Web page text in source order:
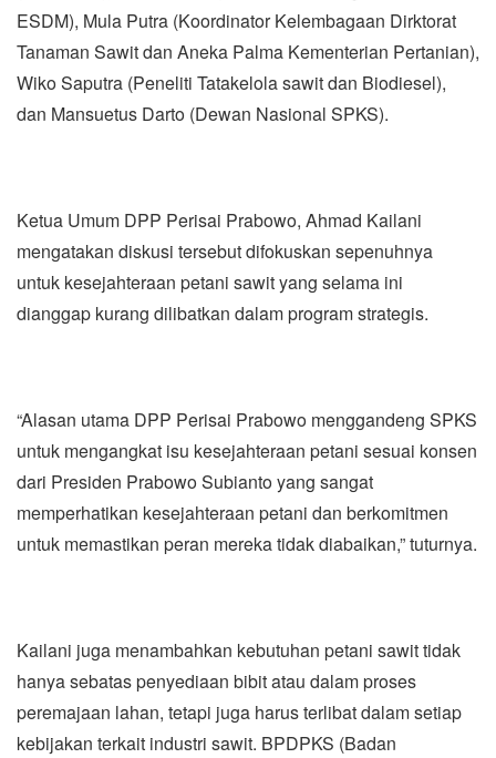
ESDM), Mula Putra (Koordinator Kelembagaan Dirktorat
Tanaman Sawit dan Aneka Palma Kementerian Pertanian),
Wiko Saputra (Peneliti Tatakelola sawit dan Biodiesel),
dan Mansuetus Darto (Dewan Nasional SPKS).
Ketua Umum DPP Perisai Prabowo, Ahmad Kailani
mengatakan diskusi tersebut difokuskan sepenuhnya
untuk kesejahteraan petani sawit yang selama ini
dianggap kurang dilibatkan dalam program strategis.
“Alasan utama DPP Perisai Prabowo menggandeng SPKS
untuk mengangkat isu kesejahteraan petani sesuai konsen
dari Presiden Prabowo Subianto yang sangat
memperhatikan kesejahteraan petani dan berkomitmen
untuk memastikan peran mereka tidak diabaikan,” tuturnya.
Kailani juga menambahkan kebutuhan petani sawit tidak
hanya sebatas penyediaan bibit atau dalam proses
peremajaan lahan, tetapi juga harus terlibat dalam setiap
kebijakan terkait industri sawit. BPDPKS (Badan